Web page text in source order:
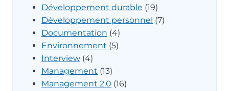
Développement durable (19)
Développement personnel (7)
Documentation (4)
Environnement (5)
Interview (4)
Management (13)
Management 2.0 (16)